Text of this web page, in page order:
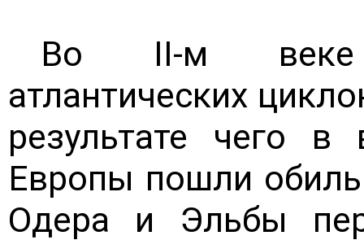
Во II-м веке
атлантических
результате чего в
Европы пошли
Одера и Эльбы